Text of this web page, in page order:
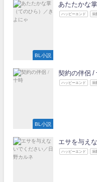
BL小説
あたたかな
ハッピーエンド 溺
BL小説
契約の伴侶 /
ハッピーエンド 溺
エサを与え
ハッピーエンド 溺